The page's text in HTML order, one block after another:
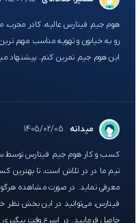
هوم جیم فیتارس عالیه، کادر مجرب،
این هوم جیم تمرین کنم. پیشنهاد
میدانه 1405/02/05
کسب و کار هوم جیم فیتارس توسط
تیم ما در در تلاش است، تا بهترین
معرفی نماید. در صورت مشاهده
فیتارس، می‌توانید در این بخش نظر
حاصل فرمایید. در اسرع وقت پیگیری